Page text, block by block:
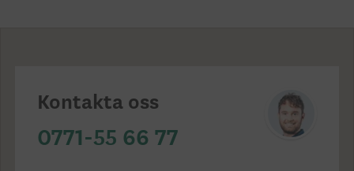
Kontakta oss
0771-55 66 77